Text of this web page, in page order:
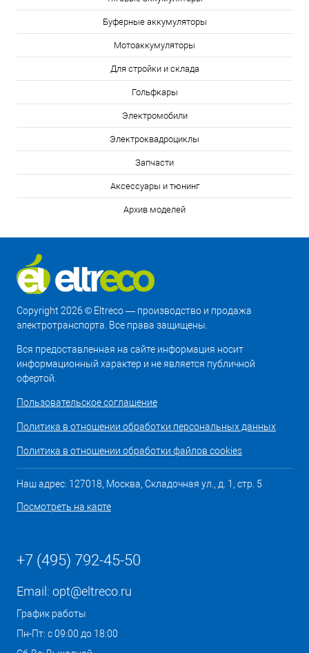
Буферные аккумуляторы
Мотоаккумуляторы
Для стройки и склада
Гольфкары
Электромобили
Электроквадроциклы
Запчасти
Аксессуары и тюнинг
Архив моделей
Copyright 2026 © Eltreco — производство и продажа
электротранспорта. Все права защищены.
Вся предоставленная на сайте информация носит
информационный характер и не является публичной
офертой.
Пользовательское соглашение
Политика в отношении обработки персональных данных
Политика в отношении обработки файлов cookies
Наш адрес: 127018, Москва, Складочная ул., д. 1, стр. 5
Посмотреть на карте
+7 (495) 792-45-50
Email: opt@eltreco.ru
График работы
Пн-Пт: с 09:00 до 18:00